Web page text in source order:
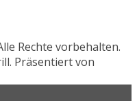
Rechte vorbehalten.
Präsentiert von